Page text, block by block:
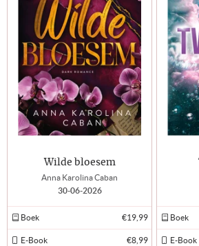
Wilde bloesem
Anna Karolina Caban
30-06-2026
Boek €19,99
E-Book €8,99
Boek
E-Book